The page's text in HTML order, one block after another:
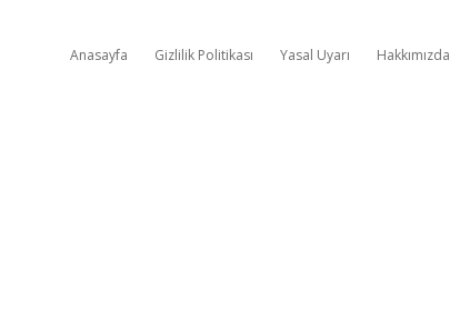
Anasayfa Gizlilik Politikası Yasal Uyarı Hakkımızda